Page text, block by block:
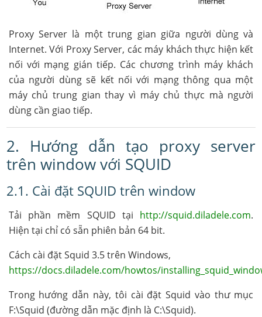
Proxy Server là một trung gian giữa người dùng và
Internet. Với Proxy Server, các máy khách thực hiện kết
nối với mạng gián tiếp. Các chương trình máy khách
của người dùng sẽ kết nối với mạng thông qua một
máy chủ trung gian thay vì máy chủ thực mà người
dùng cần giao tiếp.
2. Hướng dẫn tạo proxy server
trên window với SQUID
2.1. Cài đặt SQUID trên window
Tải phần mềm SQUID tại http://squid.diladele.com.
Hiện tại chỉ có sẵn phiên bản 64 bit.
Cách cài đặt Squid 3.5 trên Windows,
https://docs.diladele.com/howtos/
Trong hướng dẫn này, tôi cài đặt Squid vào thư mục
F:\Squid (đường dẫn mặc định là C:\Squid).